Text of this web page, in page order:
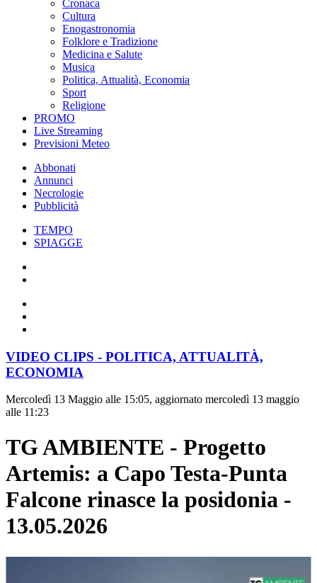
Cronaca
Cultura
Enogastronomia
Folklore e Tradizione
Medicina e Salute
Musica
Politica, Attualità, Economia
Sport
Religione
PROMO
Live Streaming
Previsioni Meteo
Abbonati
Annunci
Necrologie
Pubblicità
TEMPO
SPIAGGE
VIDEO CLIPS - POLITICA, ATTUALITÀ,
ECONOMIA
Mercoledì 13 Maggio alle 15:05, aggiornato mercoledì 13 maggio
alle 11:23
TG AMBIENTE - Progetto
Artemis: a Capo Testa-Punta
Falcone rinasce la posidonia -
13.05.2026